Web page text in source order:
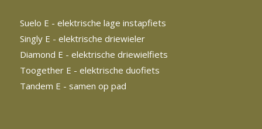
Suelo E - elektrische lage instapfiets
Singly E - elektrische driewieler
Diamond E - elektrische driewielfiets
Toogether E - elektrische duofiets
Tandem E - samen op pad